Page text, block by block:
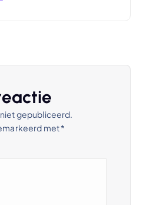
gepubliceerd.
met*